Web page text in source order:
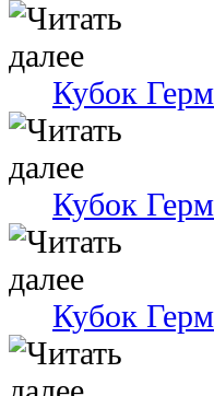
Кубок
Кубок
Кубок